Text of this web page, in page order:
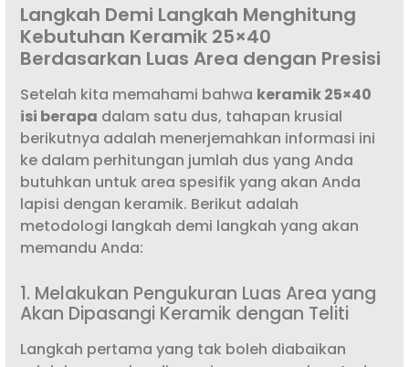
Langkah Demi Langkah Menghitung
Kebutuhan Keramik 25×40
Berdasarkan Luas Area dengan Presisi
Setelah kita memahami bahwa keramik 25×40
isi berapa dalam satu dus, tahapan krusial
berikutnya adalah menerjemahkan informasi ini
ke dalam perhitungan jumlah dus yang Anda
butuhkan untuk area spesifik yang akan Anda
lapisi dengan keramik. Berikut adalah
metodologi langkah demi langkah yang akan
memandu Anda:
1. Melakukan Pengukuran Luas Area yang
Akan Dipasangi Keramik dengan Teliti
Langkah pertama yang tak boleh diabaikan